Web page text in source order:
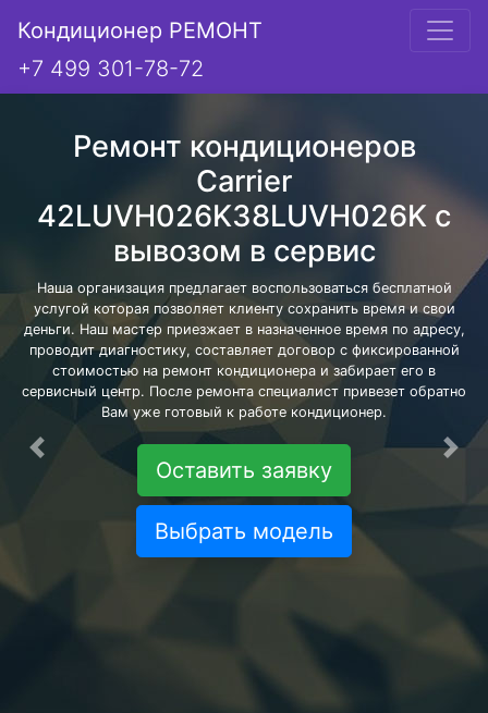
Кондиционер РЕМОНТ
+7 499 301-78-72
Ремонт кондиционеров
Carrier
42LUVH026K38LUVH026K с
вывозом в сервис
Наша организация предлагает воспользоваться бесплатной
услугой которая позволяет клиенту сохранить время и свои
деньги. Наш мастер приезжает в назначенное время по адресу,
проводит диагностику, составляет договор с фиксированной
стоимостью на ремонт кондиционера и забирает его в
сервисный центр. После ремонта специалист привезет обратно
Вам уже готовый к работе кондиционер.
Оставить заявку
Выбрать модель
Предыдущая